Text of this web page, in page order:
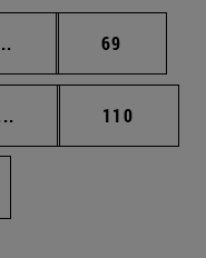
Páginas intermedias
Página
69
Páginas intermedias
Página
110